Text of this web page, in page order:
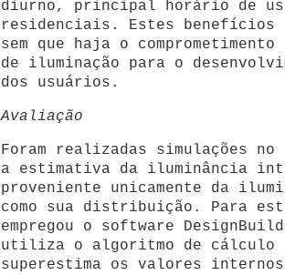
diurno, principal horário de
residenciais. Estes benefícios
sem que haja o
de iluminação para o
dos usuários.
Avaliação
Foram realizadas simulações no
a estimativa da iluminância
proveniente unicamente da
como sua distribuição. Para
empregou o software
utiliza o algoritmo de cálculo
superestima os valores